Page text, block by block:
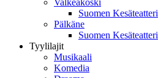
Valkeakoski
Suomen Kesäteatteri
Pälkäne
Suomen Kesäteatteri
Tyylilajit
Musikaali
Komedia